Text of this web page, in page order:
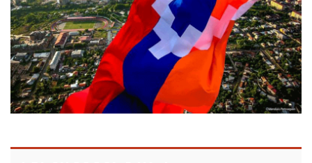
Երևանի ո՞ր վարչական շրջաններում և ՀՀ ո՞ր
մարզերում են բնակարաններն ամենաշատը
թանկացել
08.08.2026 21:31
ԱՄՆ-ն շարունակում է լիովին հանձնառու լինել
Ռուբիո